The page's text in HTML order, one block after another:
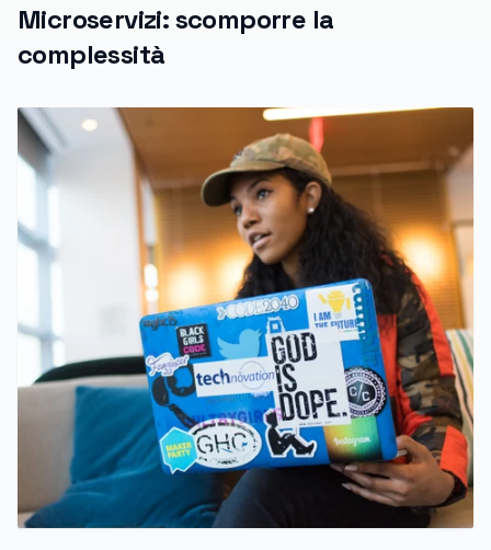
Microservizi: scomporre la
complessità